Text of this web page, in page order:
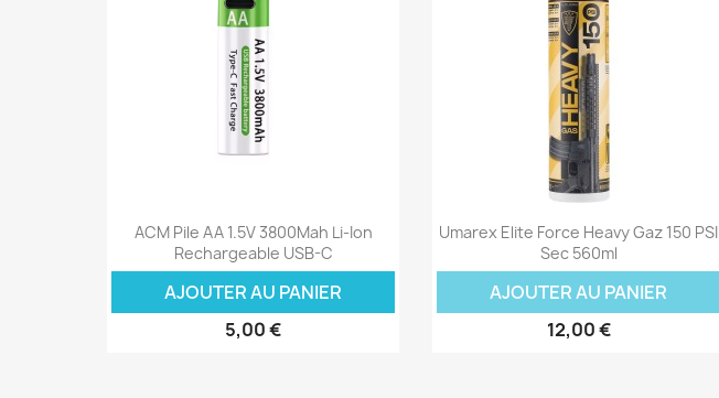
Aperçu rapide
ACM Pile AA 1.5V 3800Mah Li-Ion
Rechargeable USB-C
AJOUTER AU PANIER
5,00 €
Aperçu rapide
Umarex Elite Force Heavy Gaz 150 PSI
Sec 560ml
AJOUTER AU PANIER
12,00 €